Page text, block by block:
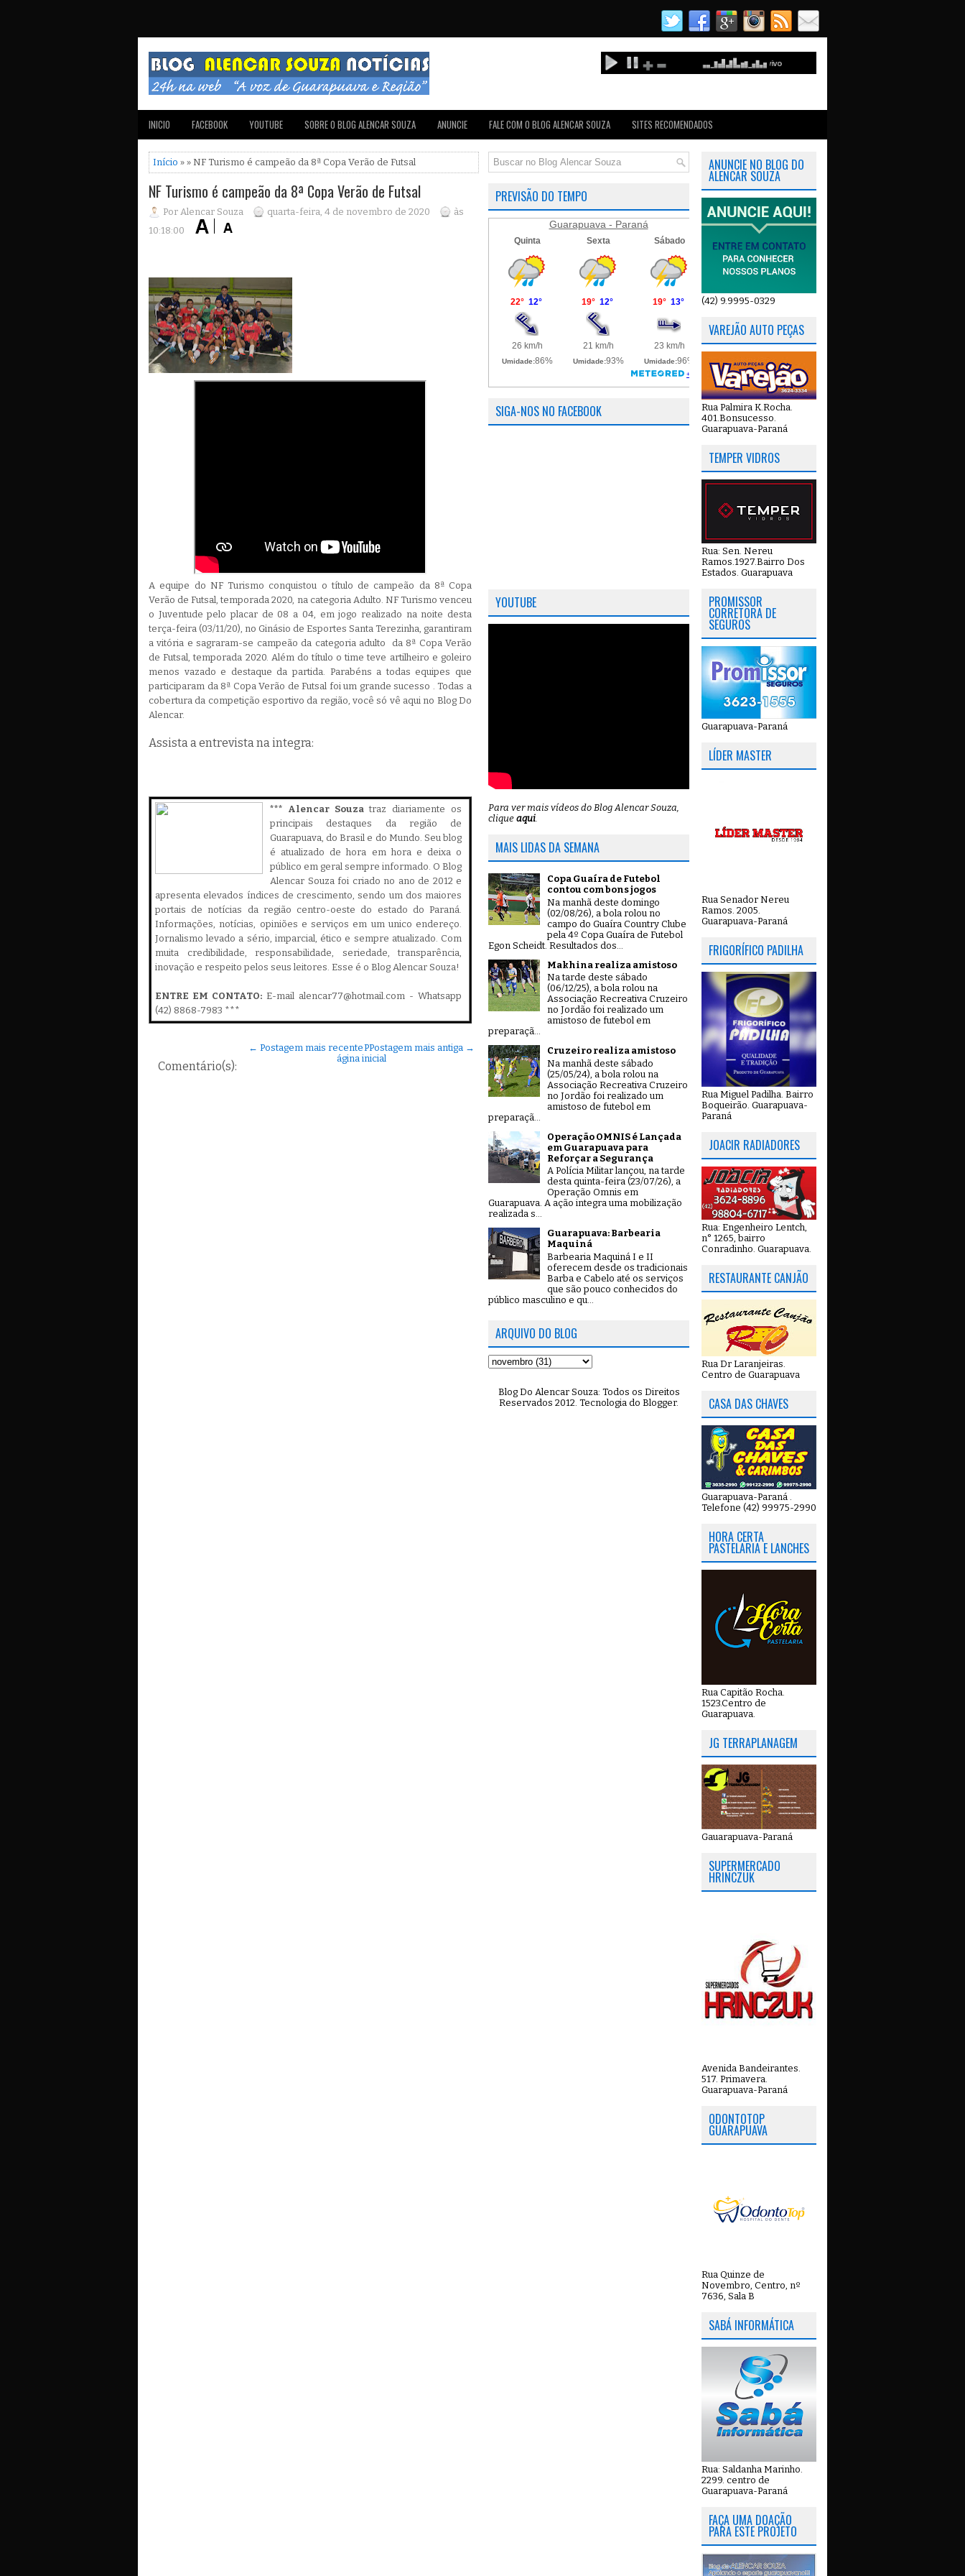
INICIO FACEBOOK YOUTUBE SOBRE O BLOG ALENCAR SOUZA ANUNCIE FALE COM O BLOG ALENCAR SOUZA SITES RECOMENDADOS
Início » » NF Turismo é campeão da 8ª Copa Verão de Futsal
NF Turismo é campeão da 8ª Copa Verão de Futsal
Por Alencar Souza quarta-feira, 4 de novembro de 2020
às
10:18:00
A equipe do NF Turismo conquistou o título de campeão da 8ª Copa
Verão de Futsal, temporada 2020, na categoria Adulto. NF Turismo venceu
o Juventude pelo placar de 08 a 04, em jogo realizado na noite desta
terça-feira (03/11/20), no Ginásio de Esportes Santa Terezinha, garantiram
a vitória e sagraram-se campeão da categoria adulto da 8ª Copa Verão
de Futsal, temporada 2020. Além do título o time teve artilheiro e goleiro
menos vazado e destaque da partida. Parabéns a todas equipes que
participaram da 8ª Copa Verão de Futsal foi um grande sucesso . Todas a
cobertura da competição esportivo da região, você só vê aqui no Blog Do
Alencar.
Assista a entrevista na integra:
*** Alencar Souzatraz diariamente os
principais destaques da região de
Guarapuava, do Brasil e do Mundo. Seu blog
é atualizado de hora em hora e deixa o
público em geral sempre informado. O Blog
Alencar Souza foi criado no ano de 2012 e
apresenta elevados índices de crescimento, sendo um dos maiores
portais de notícias da região centro-oeste do estado do Paraná.
Informações, notícias, opiniões e serviços em um unico endereço.
Jornalismo levado a sério, imparcial, ético e sempre atualizado. Com
muita credibilidade, responsabilidade, seriedade, transparência,
inovação e respeito pelos seus leitores. Esse é o Blog Alencar Souza!
ENTRE EM CONTATO: E-mail alencar77@hotmail.com - Whatsapp
(42) 8868-7983 ***
Comentário(s):
← Postagem mais recente Postagem mais antiga →
P
ágina inicial
PREVISÃO DO TEMPO
Guarapuava - Paraná
SIGA-NOS NO FACEBOOK
YOUTUBE
Para ver mais vídeos do Blog Alencar Souza,
clique aqui.
MAIS LIDAS DA SEMANA
Copa Guaíra de Futebol
contou com bons jogos
Na manhã deste domingo
(02/08/26), a bola rolou no
campo do Guaíra Country Clube
pela 4º Copa Guaíra de Futebol
Egon Scheidt. Resultados dos...
Makhina realiza amistoso
Na tarde deste sábado
(06/12/25), a bola rolou na
Associação Recreativa Cruzeiro
no Jordão foi realizado um
amistoso de futebol em
preparaçã...
Cruzeiro realiza amistoso
Na manhã deste sábado
(25/05/24), a bola rolou na
Associação Recreativa Cruzeiro
no Jordão foi realizado um
amistoso de futebol em
preparaçã...
Operação OMNIS é Lançada
em Guarapuava para
Reforçar a Segurança
A Polícia Militar lançou, na tarde
desta quinta-feira (23/07/26), a
Operação Omnis em
Guarapuava. A ação integra uma mobilização
realizada s...
Guarapuava: Barbearia
Maquiná
Barbearia Maquiná I e II
oferecem desde os tradicionais
Barba e Cabelo até os serviços
que são pouco conhecidos do
público masculino e qu...
ARQUIVO DO BLOG
Blog Do Alencar Souza: Todos os Direitos
Reservados 2012. Tecnologia do Blogger.
ANUNCIE NO BLOG DO
ALENCAR SOUZA
(42) 9.9995-0329
VAREJÃO AUTO PEÇAS
Rua Palmira K.Rocha.
401.Bonsucesso.
Guarapuava-Paraná
TEMPER VIDROS
Rua: Sen. Nereu
Ramos.1927.Bairro Dos
Estados. Guarapuava
PROMISSOR
CORRETORA DE
SEGUROS
Guarapuava-Paraná
LÍDER MASTER
Rua Senador Nereu
Ramos. 2005.
Guarapuava-Paraná
FRIGORÍFICO PADILHA
Rua Miguel Padilha. Bairro
Boqueirão. Guarapuava-
Paraná
JOACIR RADIADORES
Rua: Engenheiro Lentch,
n° 1265, bairro
Conradinho. Guarapuava.
RESTAURANTE CANJÃO
Rua Dr Laranjeiras.
Centro de Guarapuava
CASA DAS CHAVES
Guarapuava-Paraná .
Telefone (42) 99975-2990
HORA CERTA
PASTELARIA E LANCHES
Rua Capitão Rocha.
1523.Centro de
Guarapuava.
JG TERRAPLANAGEM
Gauarapuava-Paraná
SUPERMERCADO
HRINCZUK
Avenida Bandeirantes.
517. Primavera.
Guarapuava-Paraná
ODONTOTOP
GUARAPUAVA
Rua Quinze de
Novembro, Centro, nº
7636, Sala B
SABÁ INFORMÁTICA
Rua: Saldanha Marinho.
2299. centro de
Guarapuava-Paraná
FAÇA UMA DOAÇÃO
PARA ESTE PROJETO